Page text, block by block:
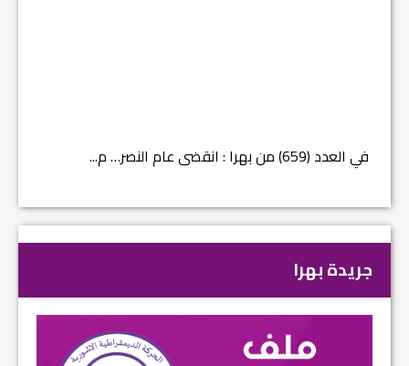
في العدد (659) من بهرا : انقضى عام النصر… م...
جريدة بهرا